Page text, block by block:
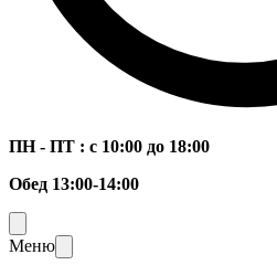
ПН - ПТ : с 10:00 до 18:00
Обед 13:00-14:00
Меню